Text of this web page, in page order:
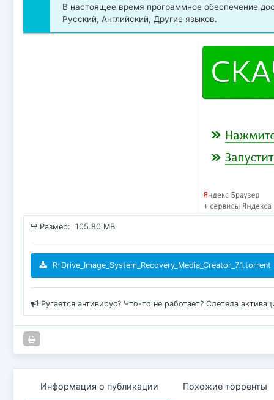
В настоящее время программное обеспечение
Русский, Английский, Другие языков.
Размер: 105.80 MB
R-Drive_Image_System_Recovery_Media_Creator_7.1.torrent
Ругается антивирус? Что-то не работает? Слетела
Информация о публикации Похожие торренты